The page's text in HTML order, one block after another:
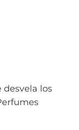
desvela los